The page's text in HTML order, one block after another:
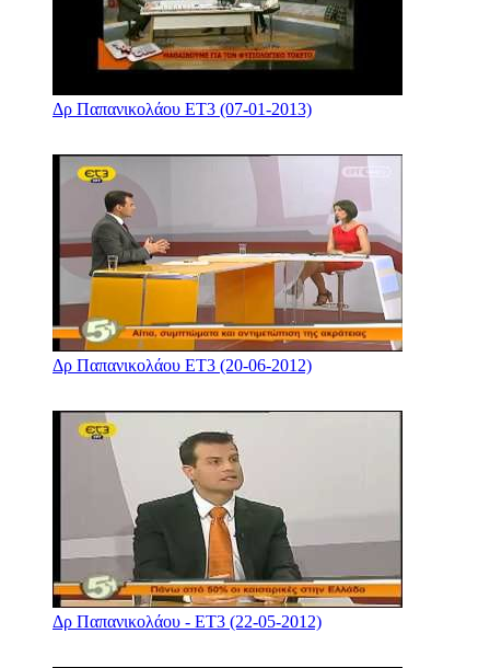
Δρ Παπανικολάου ΕΤ3 (07-01-2013)
Δρ Παπανικολάου ΕΤ3 (20-06-2012)
Δρ Παπανικολάου - ΕΤ3 (22-05-2012)